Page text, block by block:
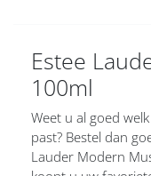
Estee
100ml
Weet u al goed
past? Bestel dan
Lauder Modern